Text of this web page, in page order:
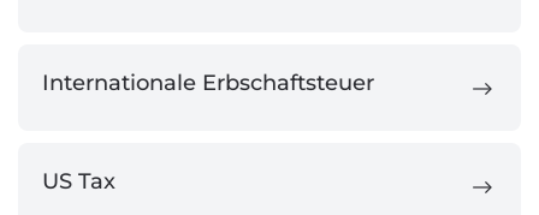
Internationale Erbschaftsteuer
US Tax